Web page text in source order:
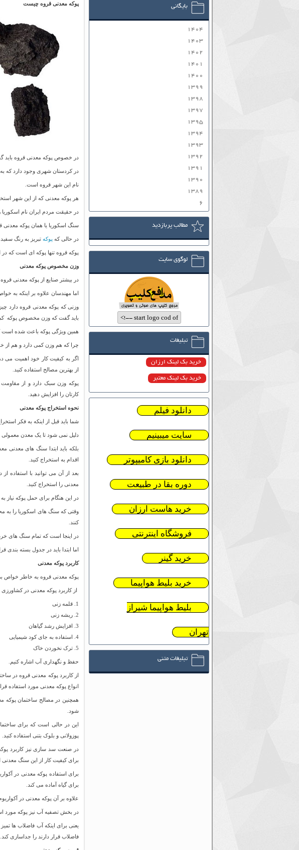
پوکه معدنی قروه چیست
در خصوص پوکه معدنی قروه باید
در کردستان شهری وجود دارد که
نام این شهر قروه است.
هر پوکه معدنی که از این شهر
در حقیقت مردم ایران نام اسکوریا
سنگ اسکوریا یا همان پوکه
در حالی که پوکه تبریز به رنگ
پوکه قروه تنها پوکه ای است که در
وزن مخصوص پوکه معدنی
در بیشتر صنایع از پوکه معدنی قروه
اما مهندسان علاوه بر اینکه به
باید گفت که وزن مخصوص پوکه کمتر از ۱ می
همین ویژگی پوکه باعث شده است
چرا که هم وزن کمی دارد و هم از
اگر به کیفیت کار خود اهمیت می
از بهترین مصالح استفاده کنید.
پوکه وزن سبک دارد و از
کارتان را افزایش دهید.
نحوه استخراج پوکه معدنی
شما باید قبل از اینکه به فکر
دلیل نمی شود تا یک معدن معمولی
بلکه باید ابتدا سنگ های معدنی
اقدام به استخراج کنید.
بعد از آن می توانید با استفاده
معدنی را استخراج کنید.
در این هنگام برای حمل پوکه نیاز
وقتی که سنگ های اسکوریا را به
کنند.
در اینجا است که تمام سنگ های
اما ابتدا باید در جدول بسته بندی
کاربرد پوکه معدنی
پوکه معدنی قروه به خاطر خواص
از کاربرد پوکه معدنی در کشاورزی
قلمه زنی
ریشه زنی
افزایش رشد گیاهان
استفاده به جای کود شیمیایی
ترک نخوردن خاک
حفظ و نگهداری آب اشاره کنیم.
از کاربرد پوکه معدنی قروه در
انواع پوکه معدنی مورد استفاده
همچنین در مصالح ساختمان پوکه
شود.
این در حالی است که برای
پوزولانی و بلوک بتنی استفاده کنید.
در صنعت سد سازی نیز کاربرد
برای کیفیت کار از این سنگ معدنی
برای استفاده پوکه معدنی در
برای گیاه آماده می کند.
علاوه بر آن پوکه معدنی در
در بخش تصفیه آب نیز پوکه مورد
یعنی برای اینکه آب فاضلاب ها
فاضلاب قرار دارند را جداسازی کند.
بایگانی
۱۴۰۴
۱۴۰۳
۱۴۰۲
۱۴۰۱
۱۴۰۰
۱۳۹۹
۱۳۹۸
۱۳۹۷
۱۳۹۵
۱۳۹۴
۱۳۹۳
۱۳۹۲
۱۳۹۱
۱۳۹۰
۱۳۸۹
۶
مطالب پربازدید
لوگوی سایت
تبلیغات
خرید بک لینک ارزان
خرید بک لینک معتبر
دانلود فیلم
سایت میبینیم
دانلود بازی کامیپوتر
دوره بقا در طبیعت
خرید هاست ارزان
فروشگاه اینترنتی
خرید گینر
خرید بلیط هواپیما
بلیط هواپیما شیراز
تهران
تبلیغات متنی